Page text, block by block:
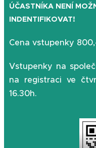
ÚČASTNÍKA NENÍ
INDENTIFIKOVAT!
Cena vstupenky
Vstupenky na
na registraci ve
16.30h.